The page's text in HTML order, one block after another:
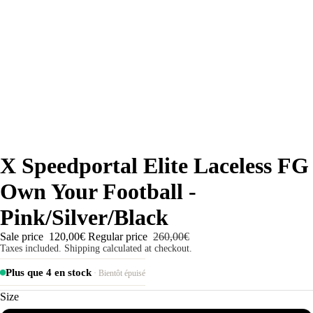
X Speedportal Elite Laceless FG
Own Your Football -
Pink/Silver/Black
Sale price 120,00€ Regular price 260,00€
Taxes included. Shipping calculated at checkout.
Plus que 4 en stock· Bientôt épuisé
Size